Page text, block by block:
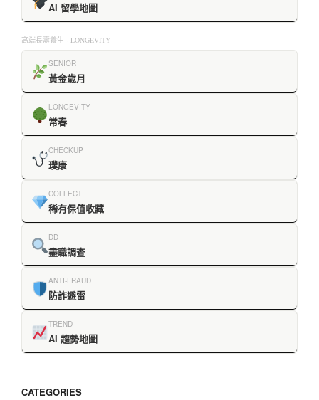
AI 留學地圖
高端長壽養生 · LONGEVITY
SENIOR
黃金歲月
LONGEVITY
常春
CHECKUP
璞康
COLLECT
稀有保值收藏
DD
盡職調查
ANTI-FRAUD
防詐避雷
TREND
AI 趨勢地圖
CATEGORIES